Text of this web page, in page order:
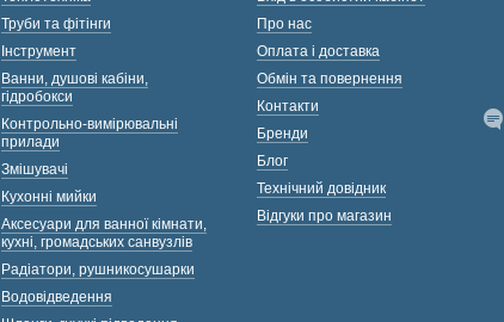
Труби та фітінги
Інструмент
Ванни, душові кабіни,
гідробокси
Контрольно-вимірювальні
прилади
Змішувачі
Кухонні мийки
Аксесуари для ванної кімнати,
кухні, громадських санвузлів
Радіатори, рушникосушарки
Водовідведення
Про нас
Оплата і доставка
Обмін та повернення
Контакти
Бренди
Блог
Технічний довідник
Відгуки про магазин